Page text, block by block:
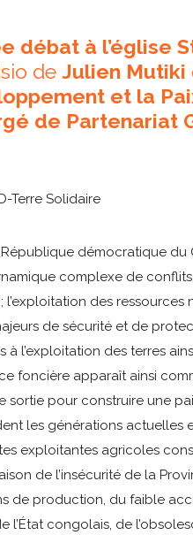
débat à l’église
de Julien Mutiki
et la
de Partenariat
Terre Solidaire
République démocratique
complexe de
l’exploitation des
de sécurité et de
à l’exploitation des terres
foncière apparaît ainsi
pour construire une
les générations actuelles
exploitantes agricoles
de l’insécurité de la
de production, du faible
l’État congolais, de